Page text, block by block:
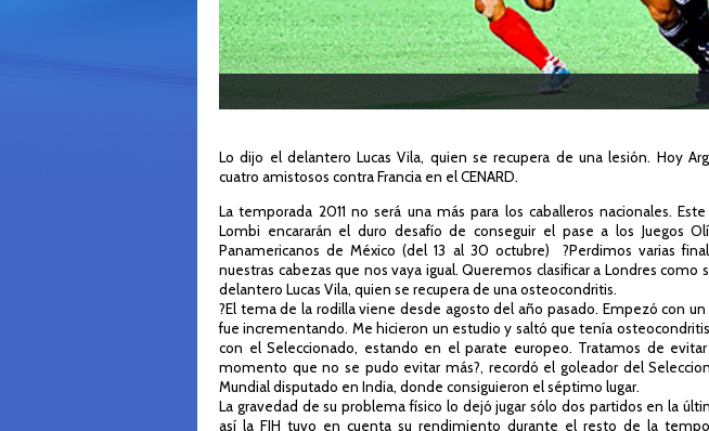
Lo dijo el delantero Lucas Vila, quien se recupera de una lesión. Hoy
cuatro amistosos contra Francia en el CENARD.
La temporada 2011 no será una más para los caballeros nacionales.
Lombi encararán el duro desafío de conseguir el pase a los Juegos
Panamericanos de México (del 13 al 30 octubre) ?Perdimos varias
nuestras cabezas que nos vaya igual. Queremos clasificar a Londres como
delantero Lucas Vila, quien se recupera de una osteocondritis.
?El tema de la rodilla viene desde agosto del año pasado. Empezó con
fue incrementando. Me hicieron un estudio y saltó que tenía
con el Seleccionado, estando en el parate europeo. Tratamos de
momento que no se pudo evitar más?, recordó el goleador del
Mundial disputado en India, donde consiguieron el séptimo lugar.
La gravedad de su problema físico lo dejó jugar sólo dos partidos en la
así la FIH tuvo en cuenta su rendimiento durante el resto de la